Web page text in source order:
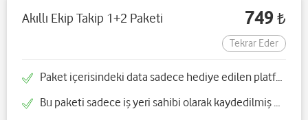
Akıllı Ekip Takip 1+2 Paketi 749 ₺
Tekrar Eder
Paket içerisindeki data sadece hediye edilen platform yönüne geçerlidir
Bu paketi sadece iş yeri sahibi olarak kaydedilmiş müşteriler alabilir